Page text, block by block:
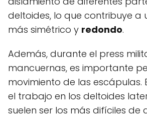
deltoides, lo que contribuye a
más simétrico y redondo.
Además, durante el press
mancuernas, es importante
movimiento de las escápulas.
el trabajo en los deltoides
suelen ser los más difíciles de